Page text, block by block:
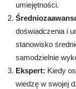
umiejętności.
doświadczenia i
stanowisko
samodzielnie
Ekspert: Kiedy
wiedzę w swojej